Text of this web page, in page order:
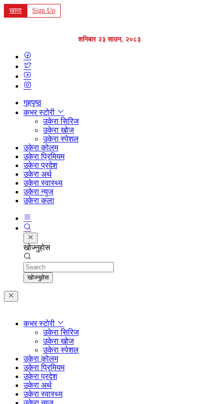
खाता Sign Up
शनिबार २३ साउन, २०८३
गृहपृष्ठ
कभर स्टोरी
उकेरा सिरिज
उकेरा खोज
उकेरा स्पेशल
उकेरा कोलम
उकेरा प्रिमियम
उकेरा प्रदेश
उकेरा अर्थ
उकेरा स्वास्थ्य
उकेरा न्युज
उकेरा कला
खोज्नुहोस
Search
खोज्नुहोस
कभर स्टोरी
उकेरा सिरिज
उकेरा खोज
उकेरा स्पेशल
उकेरा कोलम
उकेरा प्रिमियम
उकेरा प्रदेश
उकेरा अर्थ
उकेरा स्वास्थ्य